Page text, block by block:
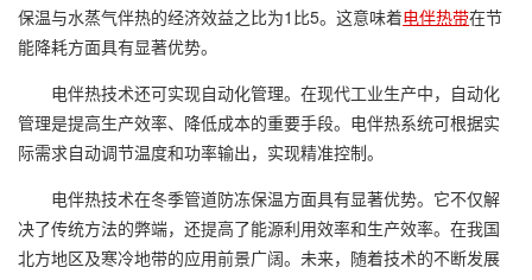
保温与水蒸气伴热的经济效益之比为1比5。这意味着电伴热带在节
能降耗方面具有显著优势。
电伴热技术还可实现自动化管理。在现代工业生产中，自动化
管理是提高生产效率、降低成本的重要手段。电伴热系统可根据实
际需求自动调节温度和功率输出，实现精准控制。
电伴热技术在冬季管道防冻保温方面具有显著优势。它不仅解
决了传统方法的弊端，还提高了能源利用效率和生产效率。在我国
北方地区及寒冷地带的应用前景广阔。未来，随着技术的不断发展